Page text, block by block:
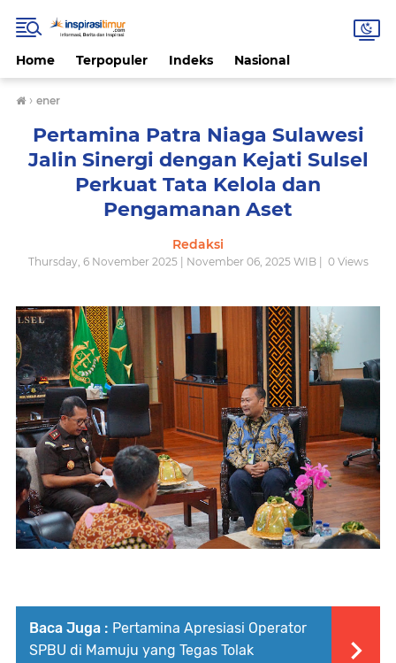
Home Terpopuler Indeks Nasional
› ener
Pertamina Patra Niaga Sulawesi
Jalin Sinergi dengan Kejati Sulsel
Perkuat Tata Kelola dan
Pengamanan Aset
Redaksi
Thursday, 6 November 2025 | November 06, 2025 WIB | 0Views
Baca Juga : Pertamina Apresiasi Operator
SPBU di Mamuju yang Tegas Tolak